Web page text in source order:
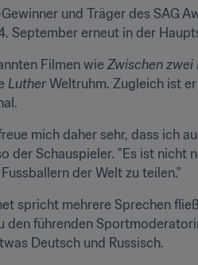
und Träger des SAG
September erneut in der
Filmen wie Zwischen zwei
Luther Weltruhm. Zugleich ist
mich daher sehr, dass ich
der Schauspieler. "Es ist
der Welt zu teilen."
spricht mehrere Sprechen
den führenden
Deutsch und Russisch.